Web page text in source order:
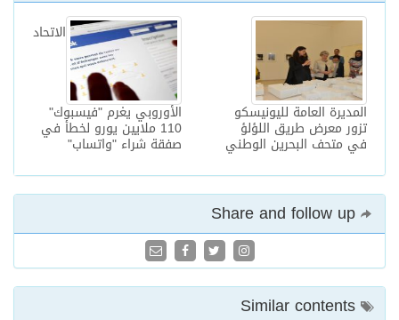
الاتحاد
الأوروبي يغرم "فيسبوك"
110 ملايين يورو لخطأ في
صفقة شراء "واتساب"
المديرة العامة لليونيسكو
تزور معرض طريق اللؤلؤ
في متحف البحرين الوطني